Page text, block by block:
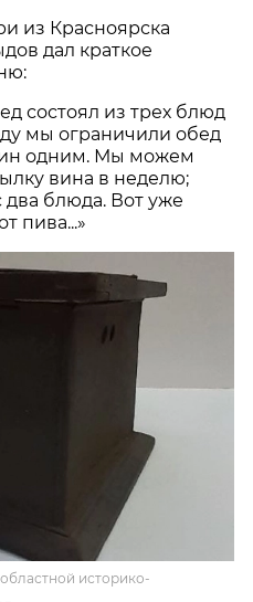
из Красноярска
дал краткое
состоял из трех блюд
мы ограничили обед
одним. Мы можем
вина в неделю;
два блюда. Вот уже
пива...»
историко-